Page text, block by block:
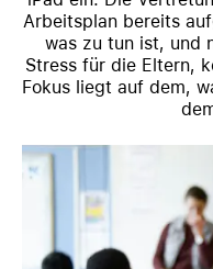
Arbeitsplan bereits
was zu tun ist, und
Stress für die Eltern,
Fokus liegt auf dem,